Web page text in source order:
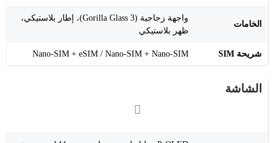
الخامات
واجهة زجاجية (Gorilla Glass 3)، إطار بلاستيكي،
ظهر بلاستيكي
شريحة SIM Nano-SIM + eSIM / Nano-SIM + Nano-SIM
الشاشة